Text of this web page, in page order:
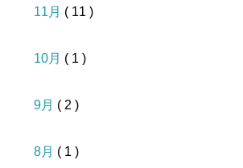
11月 ( 11 )
10月 ( 1 )
9月 ( 2 )
8月 ( 1 )